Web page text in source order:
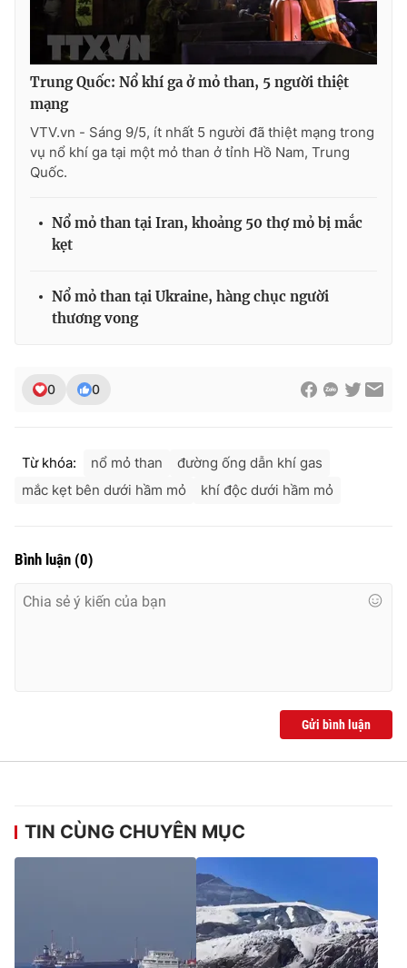
THỜI BÁO VTV
Theo dõi báo trên
Cơ quan chủ quản: Đài Truyền hình Việt Nam
Cơ quan báo chí:
cấp ngày 29/12/2023
Tổng Biên tập:Vũ Thanh Thủy
Tổng đài VTV: 024.38 355 931 - 024.38 355 932
Liên hệ quảng cáo: 024-7300.7108
® Cấm sao chép dưới mọi hình thức nếu không có sự chấp
thuận bằng văn bản. Ghi rõ nguồn VTV.vn khi phát hành lại
thông tin từ website này.
Trung Quốc: Nổ khí ga ở mỏ than, 5 người thiệt
mạng
VTV.vn - Sáng 9/5, ít nhất 5 người đã thiệt mạng trong
vụ nổ khí ga tại một mỏ than ở tỉnh Hồ Nam, Trung
Quốc.
Nổ mỏ than tại Iran, khoảng 50 thợ mỏ bị mắc
kẹt
Nổ mỏ than tại Ukraine, hàng chục người
thương vong
0 0
Từ khóa: nổ mỏ than
đường ống dẫn khí gas
mắc kẹt bên dưới hầm mỏ
khí độc dưới hầm mỏ
Bình luận (0)
Gửi bình luận
TIN CÙNG CHUYÊN MỤC